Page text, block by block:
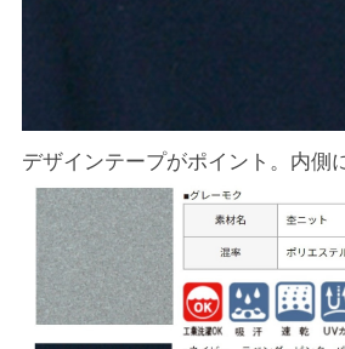
デザインテープがポイント。内側